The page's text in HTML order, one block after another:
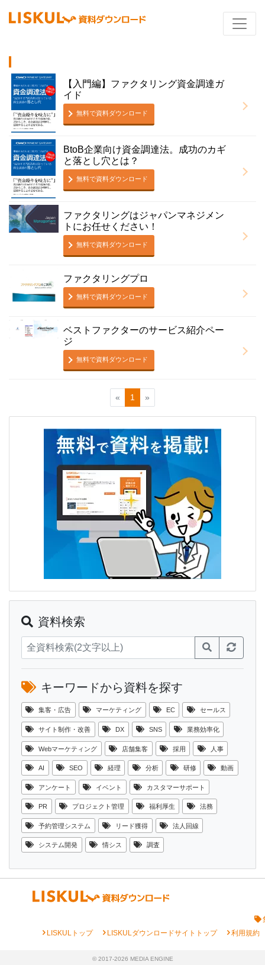
【入門編】ファクタリング資金調達ガ
イド
無料で資料ダウンロード
BtoB企業向け資金調達法。成功のカギ
と落とし穴とは？
無料で資料ダウンロード
ファクタリングはジャパンマネジメン
トにお任せください！
無料で資料ダウンロード
ファクタリングプロ
無料で資料ダウンロード
ベストファクターのサービス紹介ペー
ジ
無料で資料ダウンロード
« 1 »
資料検索
キーワードから資料を探す
集客・広告 マーケティング EC セールス
サイト制作・改善 DX SNS 業務効率化
Webマーケティング 店舗集客 採用 人事
AI SEO 経理 分析 研修 動画
アンケート イベント カスタマーサポート
PR プロジェクト管理 福利厚生 法務
予約管理システム リード獲得 法人回線
システム開発 情シス 調査
chevron_rightLISKULトップ chevron_rightLISKULダウンロードサイトトップ chevron_right利用規約
© 2017-2026 MEDIA ENGINE